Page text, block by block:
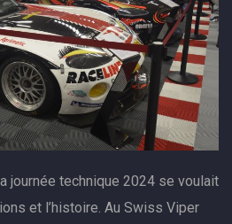
journée technique 2024 se voulait
et l’histoire. Au Swiss Viper